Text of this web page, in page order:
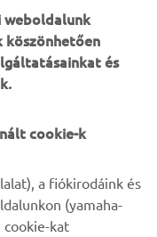
convenience
the design used on
its refined
compact and
for urban
world. Now every
weboldalunk
köszönhetően
és
cookie-k
a fiókirodáink és
(yamaha-
cookie-kat